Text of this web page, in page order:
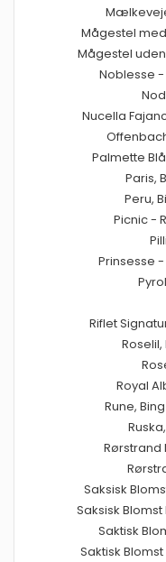
Mågestel med
Mågestel
Noblesse
Nucella
Palmette
Paris,
Peru,
Picnic -
Prinsesse
Riflet
Roselil,
Royal
Rune,
Saksisk
Saksisk
Saktisk
Saktisk